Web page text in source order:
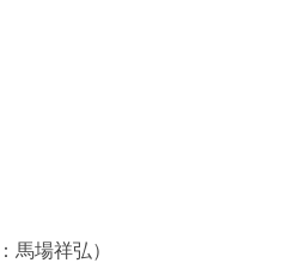
場祥弘）